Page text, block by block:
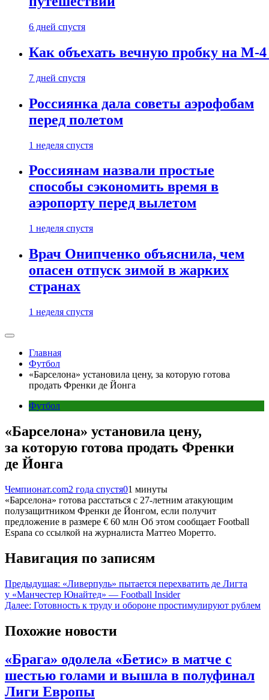
6 дней спустя
Как объехать вечную пробку на М-
7 дней спустя
Россиянка дала советы аэрофобам
перед полетом
1 неделя спустя
Россиянам назвали простые
способы сэкономить время в
аэропорту перед вылетом
1 неделя спустя
Врач Онипченко объяснила, чем
опасен отпуск зимой в жарких
странах
1 неделя спустя
Главная
Футбол
«Барселона» установила цену, за которую готова
продать Френки де Йонга
Футбол
«Барселона» установила цену,
за которую готова продать Френки
де Йонга
Чемпионат.com2 года спустя01 минуты
«Барселона» готова расстаться с 27-летним атакующим
полузащитником Френки де Йонгом, если получит
предложение в размере € 60 млн Об этом сообщает Football
Espana со ссылкой на журналиста Маттео Моретто.
Навигация по записям
Предыдущая: «Ливерпуль» пытается перехватить де Лигта
у «Манчестер Юнайтед» — Football Insider
Далее: Готовность к труду и обороне простимулируют рублем
Похожие новости
«Брага» одолела «Бетис» в матче с
шестью голами и вышла в полуфинал
Лиги Европы